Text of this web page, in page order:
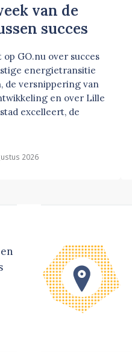
van de
succes
GO.nu over succes
energietransitie
de versnippering van
en over Lille
excelleert, de
2026